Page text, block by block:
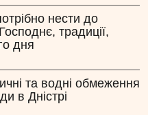
нести до
традиції,
дня
та водні обмеження
в Дністрі